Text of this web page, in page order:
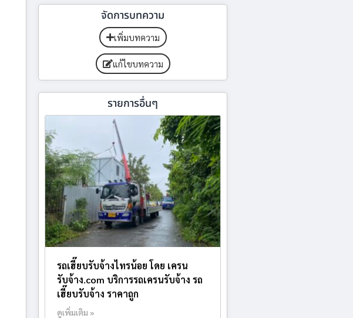
จัดการบทความ
เพิ่มบทความ
แก้ไขบทความ
รายการอื่นๆ
รถเฮี๊ยบรับจ้างไทรน้อย โดย เครน
รับจ้าง.com บริการรถเครนรับจ้าง รถ
เฮี๊ยบรับจ้าง ราคาถูก
ดูเพิ่มเติม »